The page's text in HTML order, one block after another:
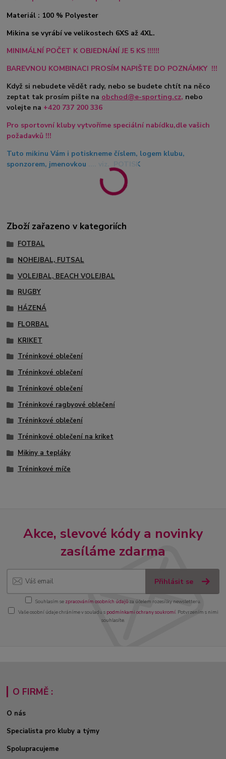
Materiál : 100 % Polyester
Mikina se vyrábí ve velikostech 6XS až 4XL.
MINIMÁLNÍ POČET K OBJEDNÁNÍ JE 5 KS !!!!!!
BAREVNOU KOMBINACI PROSÍM NAPIŠTE DO POZNÁMKY !!!
Když si nebudete vědět rady, nebo se budete chtít na něco
zeptat tak prosím pište na obchod@e-sporting.cz, nebo
volejte na +420 737 200 336
Pro sportovní kluby vytvoříme speciální nabídku,dle vašich
požadavků !!!
Tuto mikinu Vám i potiskneme číslem, logem klubu,
sponzorem, jmenovkou .... viz. POTISK
Zboží zařazeno v kategoriích
FOTBAL
NOHEJBAL, FUTSAL
VOLEJBAL, BEACH VOLEJBAL
RUGBY
HÁZENÁ
FLORBAL
KRIKET
Tréninkové oblečení
Tréninkové oblečení
Tréninkové oblečení
Tréninkové ragbyové oblečení
Tréninkové oblečení
Tréninkové oblečení na kriket
Mikiny a tepláky
Tréninkové míče
Akce, slevové kódy a novinky
zasíláme zdarma
Přihlásit se
Souhlasím se zpracováním osobních údajůza účelem rozesílky newsletteru.
Vaše osobní údaje chráníme v souladu s podmínkami ochrany soukromí. Potvrzením s nimi
souhlasíte.
O FIRMĚ :
O nás
Specialista pro kluby a týmy
Spolupracujeme